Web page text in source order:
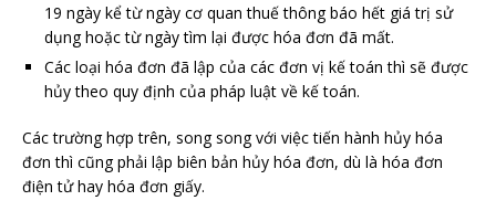
19 ngày kể từ ngày cơ quan thuế thông báo hết giá trị sử
dụng hoặc từ ngày tìm lại được hóa đơn đã mất.
Các loại hóa đơn đã lập của các đơn vị kế toán thì sẽ được
hủy theo quy định của pháp luật về kế toán.
Các trường hợp trên, song song với việc tiến hành hủy hóa
đơn thì cũng phải lập biên bản hủy hóa đơn, dù là hóa đơn
điện tử hay hóa đơn giấy.